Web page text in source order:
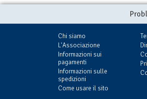
Chi siamo
L'Associazione
Informazioni sui
pagamenti
Informazioni sulle
spedizioni
Come usare il sito